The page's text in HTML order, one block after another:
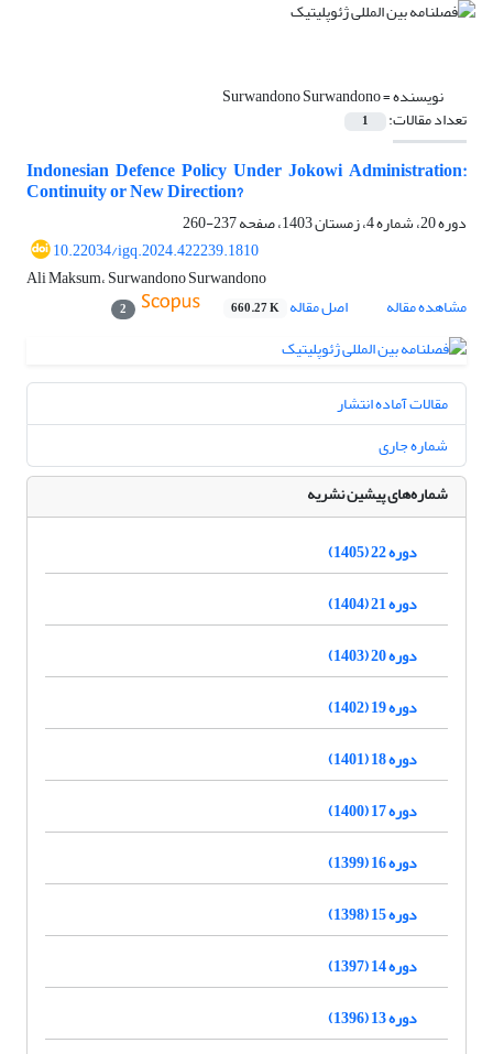
نویسنده =Surwandono Surwandono
تعداد مقالات: 1
Indonesian Defence Policy Under Jokowi Administration:
Continuity or New Direction?
دوره 20، شماره 4، زمستان 1403، صفحه
237-260
10.22034/igq.2024.422239.1810
Ali Maksum، Surwandono Surwandono
مشاهده مقاله
اصل مقاله 660.27 K
2
مقالات آماده انتشار
شماره جاری
شماره‌های پیشین نشریه
دوره 22 (1405)
دوره 21 (1404)
دوره 20 (1403)
دوره 19 (1402)
دوره 18 (1401)
دوره 17 (1400)
دوره 16 (1399)
دوره 15 (1398)
دوره 14 (1397)
دوره 13 (1396)